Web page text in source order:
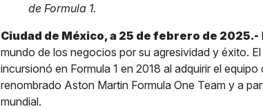
de Formula 1.
Ciudad de México, a 25 de febrero de 2025.-
mundo de los negocios por su agresividad y éxito.
incursionó en Formula 1 en 2018 al adquirir el
renombrado Aston Martin Formula One Team y a
mundial.